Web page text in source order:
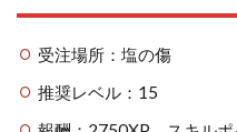
受注場所：塩の傷
推奨レベル：15